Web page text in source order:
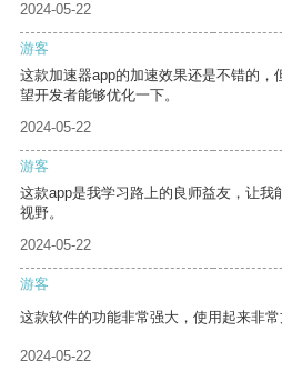
2024-05-22
游客
这款加速器app的加速效果还是不错的，
望开发者能够优化一下。
2024-05-22
游客
这款app是我学习路上的良师益友，让我
视野。
2024-05-22
游客
这款软件的功能非常强大，使用起来非常
2024-05-22